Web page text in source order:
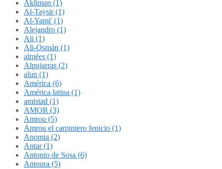
Akliman (1)
Al-Taysir (1)
Al-Yami' (1)
Alejandro (1)
Ali (1)
Ali-Osmán (1)
almées (1)
Alpujarras (2)
alun (1)
América (6)
América latina (1)
amistad (1)
AMOR (3)
Amrou (5)
Amrou el carpintero fenicio (1)
Anomia (2)
Antar (1)
Antonio de Sosa (6)
Antoura (5)